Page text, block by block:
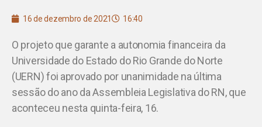
16 de dezembro de 2021 16:40
O projeto que garante a autonomia financeira da
Universidade do Estado do Rio Grande do Norte
(UERN) foi aprovado por unanimidade na última
sessão do ano da Assembleia Legislativa do RN, que
aconteceu nesta quinta-feira, 16.